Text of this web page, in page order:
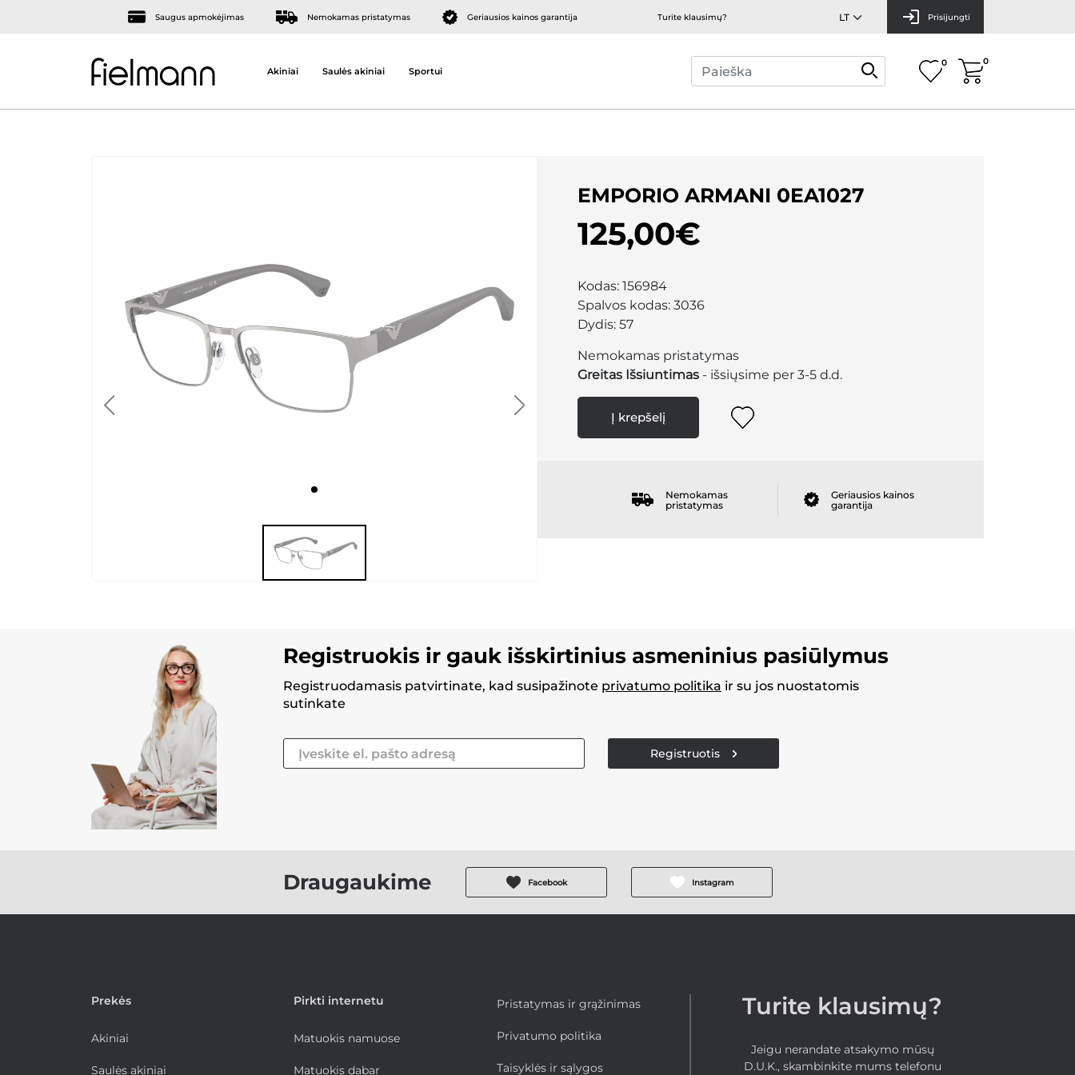
Saugus apmokėjimas Nemokamas pristatymas Geriausios kainos garantija Turite klausimų? Prisijungti
Akiniai Saulės akiniai Sportui
0 0
EMPORIO ARMANI 0EA1027
125,00€
Kodas: 156984
Spalvos kodas: 3036
Dydis: 57
Nemokamas pristatymas
Greitas Išsiuntimas - išsiųsime per 3-5 d.d.
Į krepšelį
Nemokamas
pristatymas
Geriausios kainos
garantija
Registruokis ir gauk išskirtinius asmeninius pasiūlymus
Registruodamasis patvirtinate, kad susipažinote privatumo politika ir su jos nuostatomis
sutinkate
Registruotis
Draugaukime Facebook Instagram
Prekės
Akiniai
Saulės akiniai
Pirkti internetu
Matuokis namuose
Matuokis dabar
Pristatymas ir grąžinimas
Privatumo politika
Taisyklės ir sąlygos
Turite klausimų?
Jeigu nerandate atsakymo mūsų
D.U.K., skambinkite mums telefonu